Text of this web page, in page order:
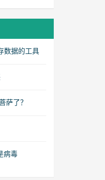
数据的工具
萨了？
病毒